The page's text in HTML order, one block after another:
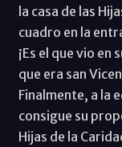
la casa de las
cuadro en la
¡Es el que vio
que era san
Finalmente, a la
consigue su
Hijas de la